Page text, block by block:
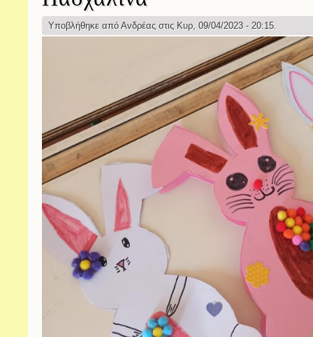
Υποβλήθηκε από Ανδρέας στις Κυρ, 09/04/2023 - 20:15.